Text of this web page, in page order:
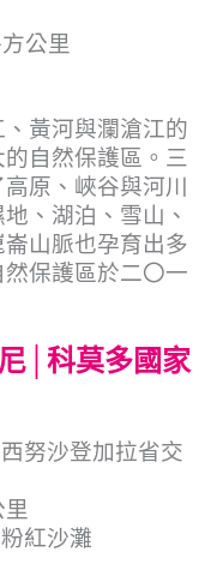
公里
、黃河與瀾滄江的
自然保護區。三
原、峽谷與河川
、湖泊、雪山、
山脈也孕育出多
保護區於二〇一
│科莫多國家
努沙登加拉省交
紅沙灘